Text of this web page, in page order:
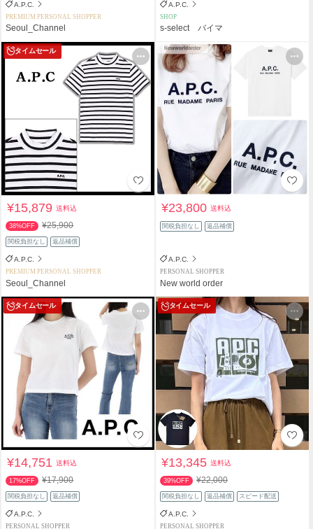
A.P.C.
PREMIUM PERSONAL SHOPPER
Seoul_Channel
A.P.C.
SHOP
s-select バイマ
タイムセール
¥15,879送料込
38%OFF ¥25,900
関税負担なし 返品補償
A.P.C.
PREMIUM PERSONAL SHOPPER
Seoul_Channel
¥23,800送料込
関税負担なし 返品補償
A.P.C.
PERSONAL SHOPPER
New world order
タイムセール
¥14,751送料込
17%OFF ¥17,900
関税負担なし 返品補償
A.P.C.
PERSONAL SHOPPER
タイムセール
¥13,345送料込
39%OFF ¥22,000
関税負担なし 返品補償 スピード配送
A.P.C.
PERSONAL SHOPPER